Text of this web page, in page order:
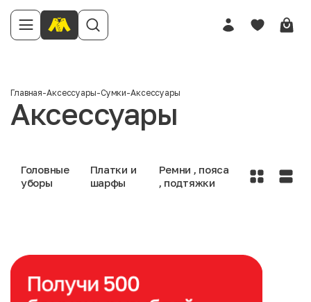
Главная-Аксессуары-Сумки-Аксессуары
Аксессуары
Головные
уборы
Платки и
шарфы
Ремни , пояса
, подтяжки